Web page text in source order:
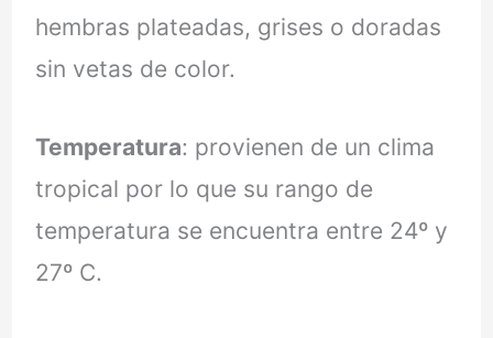
hembras plateadas, grises o doradas
sin vetas de color.
Temperatura: provienen de un clima
tropical por lo que su rango de
temperatura se encuentra entre 24º y
27º C.